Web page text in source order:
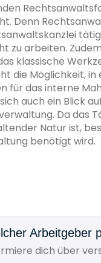
Denn
zu arbeiten.
klassische
die Möglichkeit, in
für das interne
auch ein Blick
Da das
Natur ist,
benötigt wird.
Arbeitgeber
dich über